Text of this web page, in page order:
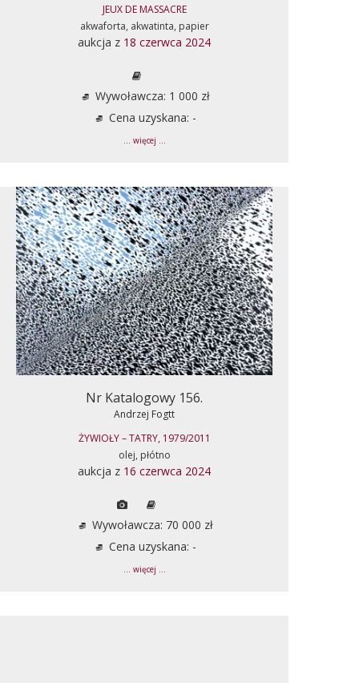
JEUX DE MASSACRE
akwaforta, akwatinta, papier
aukcja z 18 czerwca 2024
Wywoławcza: 1 000 zł
Cena uzyskana: -
... więcej ...
Nr Katalogowy 156.
Andrzej Fogtt
ŻYWIOŁY – TATRY, 1979/2011
olej, płótno
aukcja z 16 czerwca 2024
Wywoławcza: 70 000 zł
Cena uzyskana: -
... więcej ...